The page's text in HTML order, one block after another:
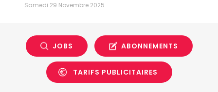
Samedi 29 Novembre 2025
JOBS ABONNEMENTS
TARIFS PUBLICITAIRES